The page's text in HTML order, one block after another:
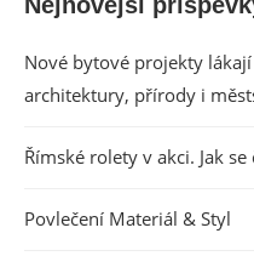
Nové bytové projekty
architektury, přírody i
Římské rolety v akci. Jak
Povlečení Materiál & Styl